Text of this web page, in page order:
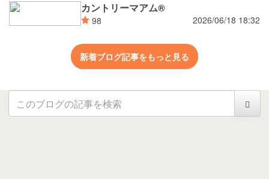
カントリーマアム®
98 2026/06/18 18:32
新着ブログ記事をもっと見る